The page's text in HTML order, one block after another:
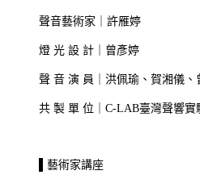
聲音藝術家｜許雁婷
燈 光 設 計｜曾彥婷
聲 音 演 員｜洪佩瑜、賀湘儀、
共 製 單 位｜C-LAB臺灣聲響實
▌藝術家講座​